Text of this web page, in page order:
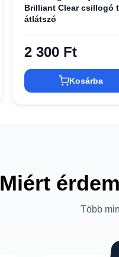
Brilliant Clear csillogó
átlátszó
2 300 Ft
Kosárba
Miért
Több